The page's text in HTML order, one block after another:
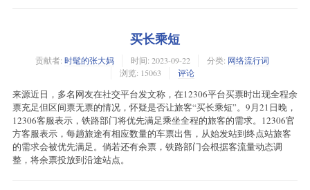
买长乘短
贡献者: 时髦的张大妈 时间: 2023-09-22 分类: 网络流行词
浏览: 15063
评论
来源近日，多名网友在社交平台发文称，在12306平台买票时出现全程余
票充足但区间票无票的情况，怀疑是否让旅客“买长乘短”。9月21日晚，
12306客服表示，铁路部门将优先满足乘坐全程的旅客的需求。12306官
方客服表示，每趟旅途有相应数量的车票出售，从始发站到终点站旅客
的需求会被优先满足。倘若还有余票，铁路部门会根据客流量动态调
整，将余票投放到沿途站点。